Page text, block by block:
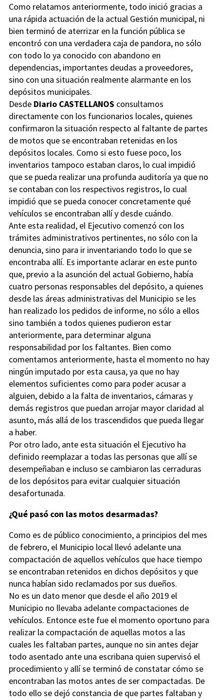
Como relatamos anteriormente, todo inició gracias a
una rápida actuación de la actual Gestión municipal, ni
bien terminó de aterrizar en la función pública se
encontró con una verdadera caja de pandora, no sólo
con todo lo ya conocido con abandono en
dependencias, importantes deudas a proveedores,
sino con una situación realmente alarmante en los
depósitos municipales.
Desde Diario CASTELLANOS consultamos
directamente con los funcionarios locales, quienes
confirmaron la situación respecto al faltante de partes
de motos que se encontraban retenidas en los
depósitos locales. Como si esto fuese poco, los
inventarios tampoco estaban claros, lo cual impidió
que se pueda realizar una profunda auditoría ya que no
se contaban con los respectivos registros, lo cual
impidió que se pueda conocer concretamente qué
vehículos se encontraban allí y desde cuándo.
Ante esta realidad, el Ejecutivo comenzó con los
trámites administrativos pertinentes, no sólo con la
denuncia, sino para ir inventariando todo lo que se
encontraba allí. Es importante aclarar en este punto
que, previo a la asunción del actual Gobierno, había
cuatro personas responsables del depósito, a quienes
desde las áreas administrativas del Municipio se les
han realizado los pedidos de informe, no sólo a ellos
sino también a todos quienes pudieron estar
anteriormente, para determinar alguna
responsabilidad por los faltantes. Bien como
comentamos anteriormente, hasta el momento no hay
ningún imputado por esta causa, ya que no hay
elementos suficientes como para poder acusar a
alguien, debido a la falta de inventarios, cámaras y
demás registros que puedan arrojar mayor claridad al
asunto, más allá de los trascendidos que pueda llegar
a haber.
Por otro lado, ante esta situación el Ejecutivo ha
definido reemplazar a todas las personas que allí se
desempeñaban e incluso se cambiaron las cerraduras
de los depósitos para evitar cualquier situación
desafortunada.
¿Qué pasó con las motos desarmadas?
Como es de público conocimiento, a principios del mes
de febrero, el Municipio local llevó adelante una
compactación de aquellos vehículos que hace tiempo
se encontraban retenidos en dichos depósitos y que
nunca habían sido reclamados por sus dueños.
No es un dato menor que desde el año 2019 el
Municipio no llevaba adelante compactaciones de
vehículos. Entonce este fue el momento oportuno para
realizar la compactación de aquellas motos a las
cuales les faltaban partes, aunque no sin antes dejar
todo asentado ante una escribana quien supervisó el
procedimiento y allí se terminó de constatar cómo se
encontraban las motos antes de ser compactadas. De
todo ello se dejó constancia de que partes faltaban y